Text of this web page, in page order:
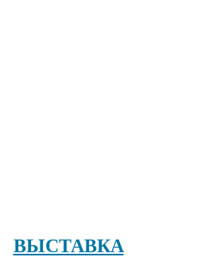
ВЫСТАВКА